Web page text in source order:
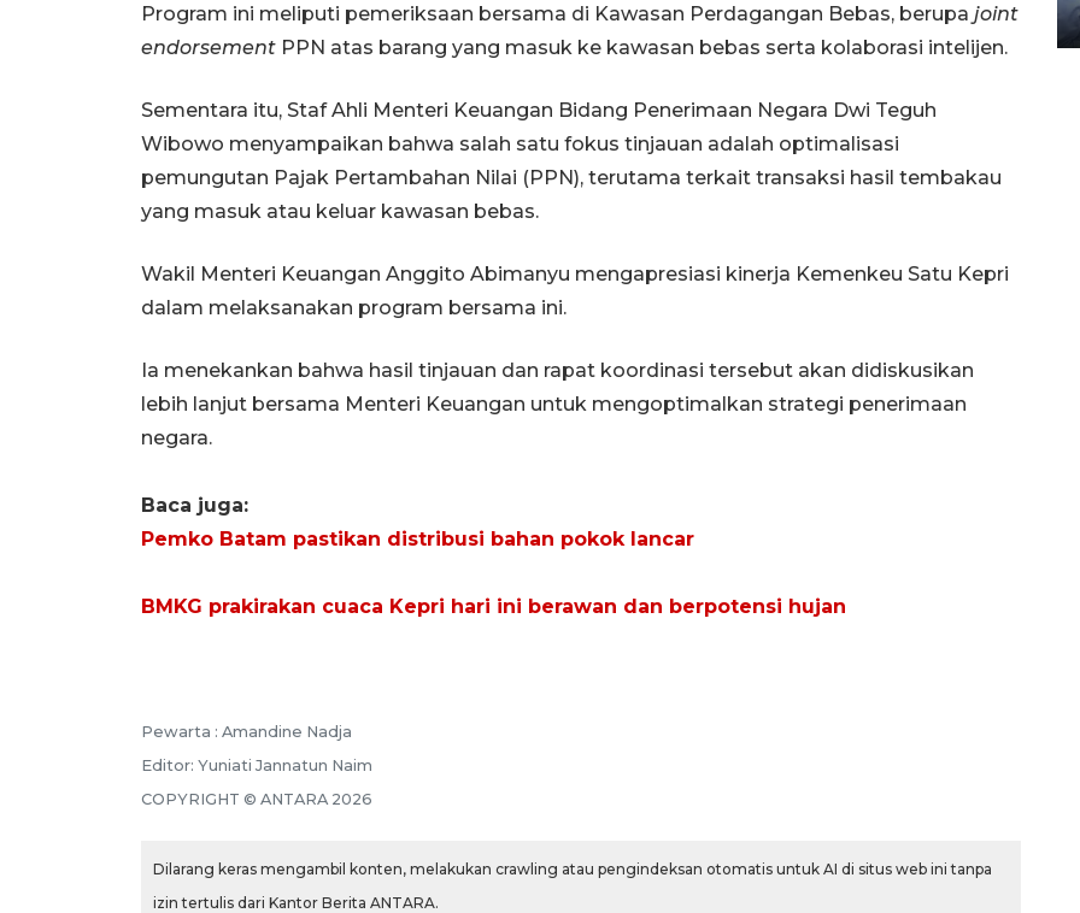
Program ini meliputi pemeriksaan bersama di Kawasan Perdagangan Bebas, berupa joint
endorsement PPN atas barang yang masuk ke kawasan bebas serta kolaborasi intelijen.
Sementara itu, Staf Ahli Menteri Keuangan Bidang Penerimaan Negara Dwi Teguh
Wibowo menyampaikan bahwa salah satu fokus tinjauan adalah optimalisasi
pemungutan Pajak Pertambahan Nilai (PPN), terutama terkait transaksi hasil tembakau
yang masuk atau keluar kawasan bebas.
Wakil Menteri Keuangan Anggito Abimanyu mengapresiasi kinerja Kemenkeu Satu Kepri
dalam melaksanakan program bersama ini.
Ia menekankan bahwa hasil tinjauan dan rapat koordinasi tersebut akan didiskusikan
lebih lanjut bersama Menteri Keuangan untuk mengoptimalkan strategi penerimaan
negara.
Baca juga:
Pemko Batam pastikan distribusi bahan pokok lancar
BMKG prakirakan cuaca Kepri hari ini berawan dan berpotensi hujan
Pewarta : Amandine Nadja
Editor: Yuniati Jannatun Naim
COPYRIGHT © ANTARA 2026
Dilarang keras mengambil konten, melakukan crawling atau pengindeksan otomatis untuk AI di situs web ini tanpa
izin tertulis dari Kantor Berita ANTARA.
08 February 2024 15:30 WIB, 2024